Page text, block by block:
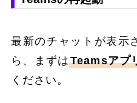
最新のチャットが表示
ら、まずはTeamsアプ
ください。